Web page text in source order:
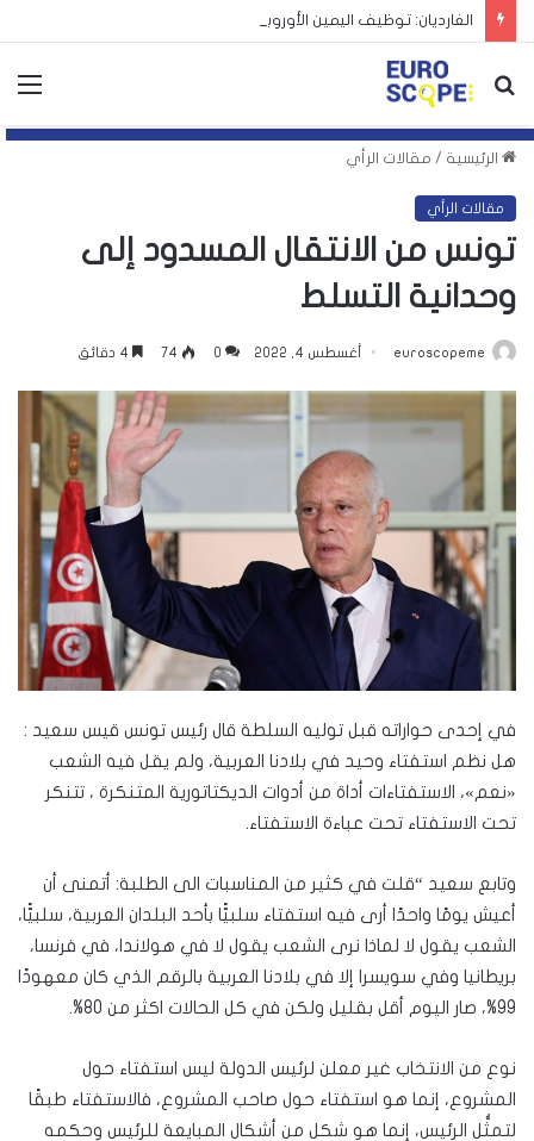
الغارديان: توظيف اليمين الأوروبي لأزمة سبتة يهدد بتكرارها
بحث
الرئيسية / مقالات الرأي
مقالات الرأي
تونس من الانتقال المسدود إلى
وحدانية التسلط
euroscopeme أغسطس 4, 2022 0
74
في إحدى حواراته قبل توليه السلطة قال رئيس تونس قيس سعيد :
هل نظم استفتاء وحيد في بلادنا العربية، ولم يقل فيه الشعب
«نعم»، الاستفتاءات أداة من أدوات الديكتاتورية المتنكرة ، تتنكر
تحت الاستفتاء تحت عباءة الاستفتاء.
وتابع سعيد “قلت في كثير من المناسبات الى الطلبة: أتمنى أن
أعيش يومًا واحدًا أرى فيه استفتاء سلبيًّا بأحد البلدان العربية، سلبيًّا،
الشعب يقول لا لماذا نرى الشعب يقول لا في هولاندا، في فرنسا،
بريطانيا وفي سويسرا إلا في بلادنا العربية بالرقم الذي كان معهودًا
99%، صار اليوم أقل بقليل ولكن في كل الحالات اكثر من 80%.
نوع من الانتخاب غير معلن لرئيس الدولة ليس استفتاء حول
المشروع، إنما هو استفتاء حول صاحب المشروع، فالاستفتاء طبقًا
لتمثُّل الرئيس، إنما هو شكل من أشكال المبايعة للرئيس وحكمه